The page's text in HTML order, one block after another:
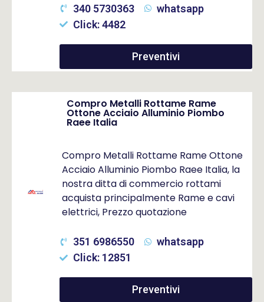
340 5730363
whatsapp
Click: 4482
Preventivi
Compro Metalli Rottame Rame
Ottone Acciaio Alluminio Piombo
Raee Italia
Compro Metalli Rottame Rame Ottone
Acciaio Alluminio Piombo Raee Italia, la
nostra ditta di commercio rottami
acquista principalmente Rame e cavi
elettrici, Prezzo quotazione
351 6986550
whatsapp
Click: 12851
Preventivi